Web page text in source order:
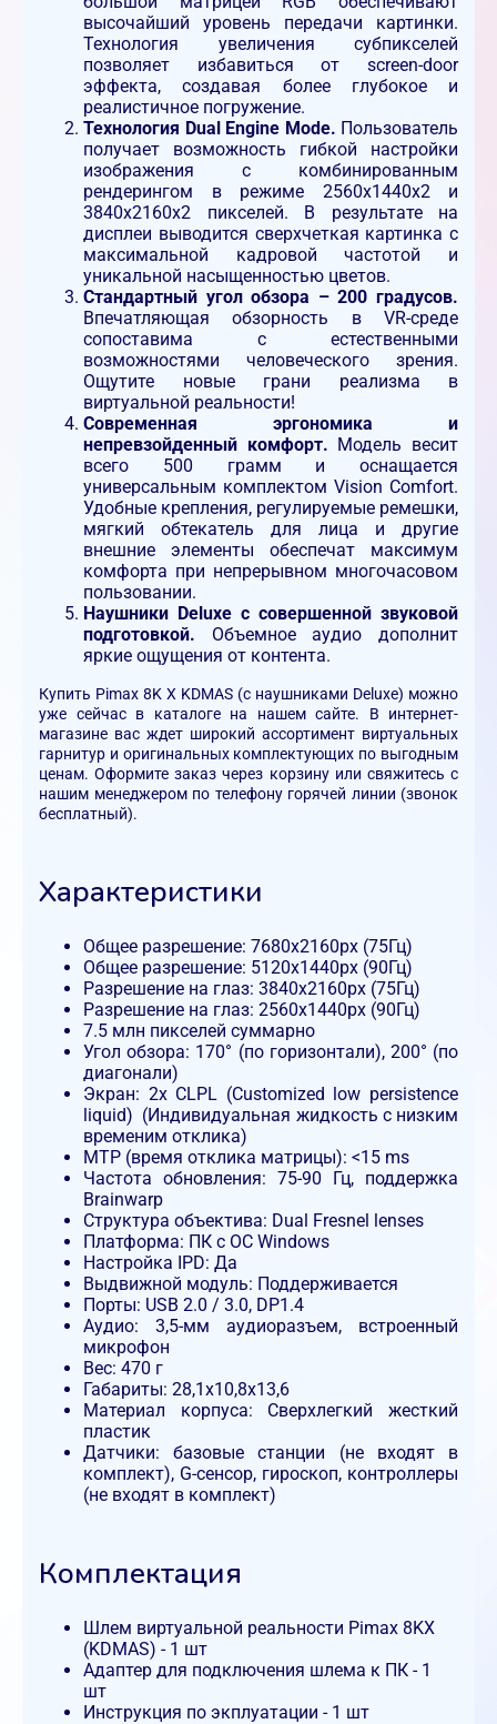
высочайший уровень передачи картинки.
Технология увеличения субпикселей
позволяет избавиться от screen-door
эффекта, создавая более глубокое и
реалистичное погружение.
Технология Dual Engine Mode. Пользователь
получает возможность гибкой настройки
изображения с комбинированным
рендерингом в режиме 2560х1440х2 и
3840х2160х2 пикселей. В результате на
дисплеи выводится сверхчеткая картинка с
максимальной кадровой частотой и
уникальной насыщенностью цветов.
Стандартный угол обзора – 200 градусов.
Впечатляющая обзорность в VR-среде
сопоставима с естественными
возможностями человеческого зрения.
Ощутите новые грани реализма в
виртуальной реальности!
Современная эргономика и
непревзойденный комфорт. Модель весит
всего 500 грамм и оснащается
универсальным комплектом Vision Comfort.
Удобные крепления, регулируемые ремешки,
мягкий обтекатель для лица и другие
внешние элементы обеспечат максимум
комфорта при непрерывном многочасовом
пользовании.
Наушники Deluxe с совершенной звуковой
подготовкой. Объемное аудио дополнит
яркие ощущения от контента.
Купить Pimax 8K X KDMAS (с наушниками Deluxe) можно
уже сейчас в каталоге на нашем сайте. В интернет-
магазине вас ждет широкий ассортимент виртуальных
гарнитур и оригинальных комплектующих по выгодным
ценам. Оформите заказ через корзину или свяжитесь с
нашим менеджером по телефону горячей линии (звонок
бесплатный).
Характеристики
Общее разрешение: 7680x2160px (75Гц)
Общее разрешение: 5120x1440px (90Гц)
Разрешение на глаз: 3840x2160px (75Гц)
Разрешение на глаз: 2560x1440px (90Гц)
7.5 млн пикселей суммарно
Угол обзора: 170° (по горизонтали), 200° (по
диагонали)
Экран: 2x CLPL (Customized low persistence
liquid) (Индивидуальная жидкость с низким
временим отклика)
MTP (время отклика матрицы): <15 ms
Частота обновления: 75-90 Гц, поддержка
Brainwarp
Структура объектива: Dual Fresnel lenses
Платформа: ПК с ОС Windows
Настройка IPD: Да
Выдвижной модуль: Поддерживается
Порты: USB 2.0 / 3.0, DP1.4
Аудио: 3,5-мм аудиоразъем, встроенный
микрофон
Вес: 470 г
Габариты: 28,1x10,8x13,6
Материал корпуса: Сверхлегкий жесткий
пластик
Датчики: базовые станции (не входят в
комплект), G-сенсор, гироскоп, контроллеры
(не входят в комплект)
Комплектация
Шлем виртуальной реальности Pimax 8KX
(KDMAS) - 1 шт
Адаптер для подключения шлема к ПК - 1
шт
Инструкция по экплуатации - 1 шт